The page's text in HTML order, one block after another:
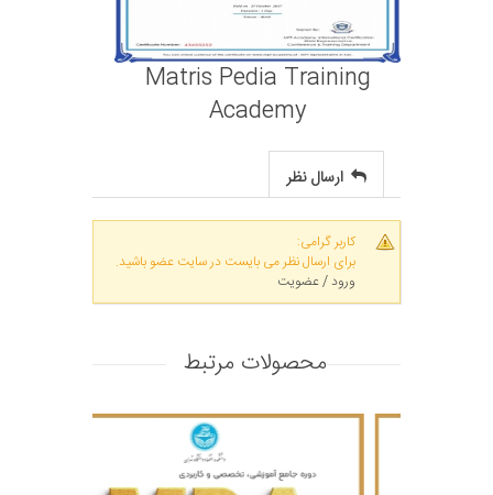
Matris Pedia Training
Academy
ارسال نظر
کاربر گرامی:
برای ارسال نظر می بایست در سایت عضو باشید.
ورود / عضویت
محصولات مرتبط